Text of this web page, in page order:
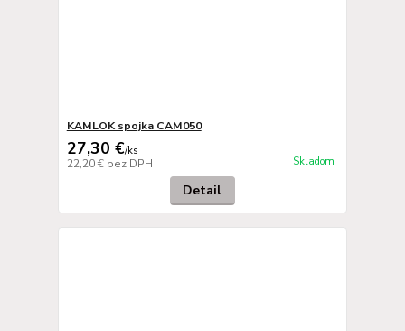
KAMLOK spojka CAM050
27,30 €/ks
22,20 € bez DPH Skladom
Detail